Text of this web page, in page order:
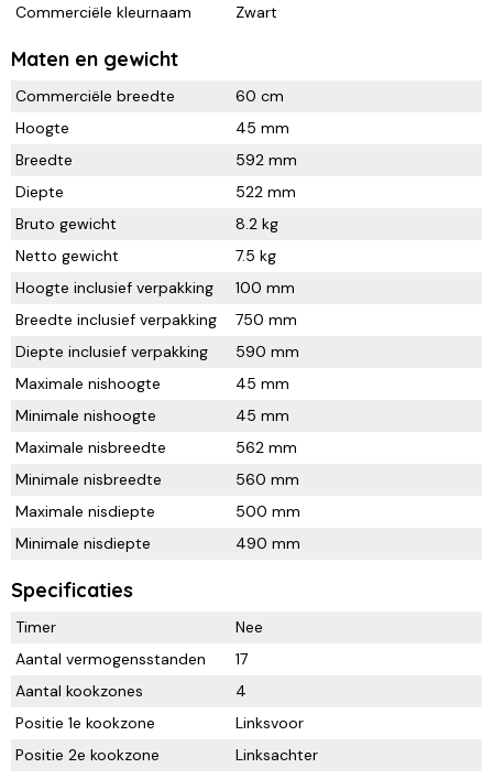
Commerciële kleurnaam
Zwart
Maten en gewicht
Commerciële breedte
60 cm
Hoogte
45 mm
Breedte
592 mm
Diepte
522 mm
Bruto gewicht
8.2 kg
Netto gewicht
7.5 kg
Hoogte inclusief verpakking
100 mm
Breedte inclusief verpakking
750 mm
Diepte inclusief verpakking
590 mm
Maximale nishoogte
45 mm
Minimale nishoogte
45 mm
Maximale nisbreedte
562 mm
Minimale nisbreedte
560 mm
Maximale nisdiepte
500 mm
Minimale nisdiepte
490 mm
Specificaties
Timer
Nee
Aantal vermogensstanden
17
Aantal kookzones
4
Positie 1e kookzone
Linksvoor
Positie 2e kookzone
Linksachter